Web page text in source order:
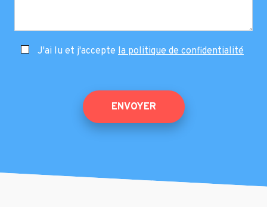
J'ai lu et j'accepte la politique de confidentialité
ENVOYER